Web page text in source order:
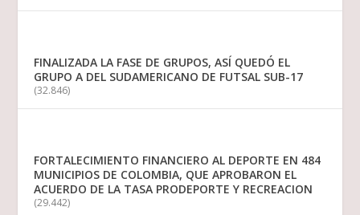
FINALIZADA LA FASE DE GRUPOS, ASÍ QUEDÓ EL
GRUPO A DEL SUDAMERICANO DE FUTSAL SUB-17
(32.846)
FORTALECIMIENTO FINANCIERO AL DEPORTE EN 484
MUNICIPIOS DE COLOMBIA, QUE APROBARON EL
ACUERDO DE LA TASA PRODEPORTE Y RECREACION
(29.442)